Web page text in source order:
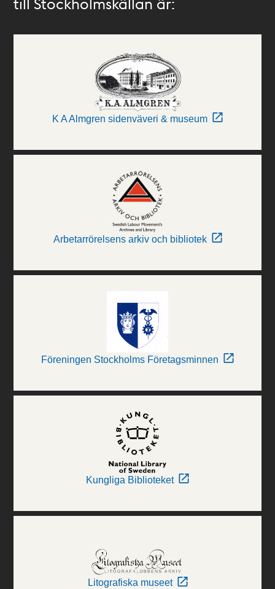
K A Almgren sidenväveri & museum
Arbetarrörelsens arkiv och bibliotek
Föreningen Stockholms Företagsminnen
Kungliga Biblioteket
Litografiska museet